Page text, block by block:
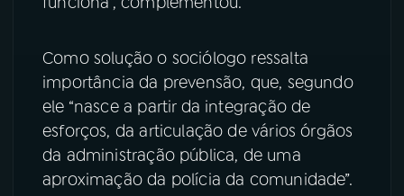
Como solução o sociólogo ressalta
importância da prevensão, que, segundo
ele “nasce a partir da integração de
esforços, da articulação de vários órgãos
da administração pública, de uma
aproximação da polícia da comunidade”.